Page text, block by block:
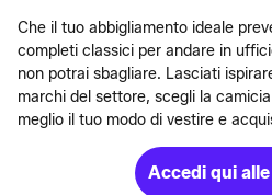
Che il tuo abbigliamento ideale
completi classici per andare in
non potrai sbagliare. Lasciati
marchi del settore, scegli la
meglio il tuo modo di vestire e
Accedi qui